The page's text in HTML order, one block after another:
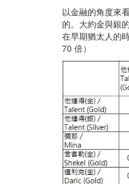
以金融的角度來
的。大約金與銀
在早期猶太人的
70 倍）